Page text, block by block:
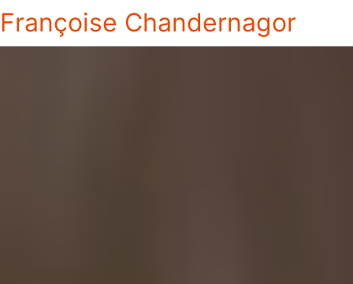
Françoise Chandernagor